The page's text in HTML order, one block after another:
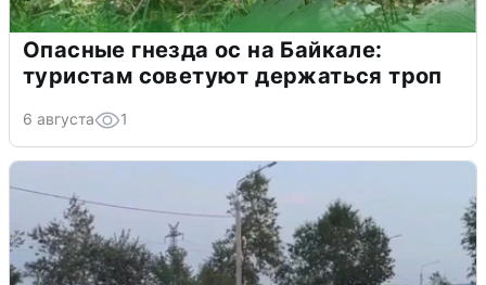
Опасные гнезда ос на Байкале:
туристам советуют держаться троп
6 августа 1